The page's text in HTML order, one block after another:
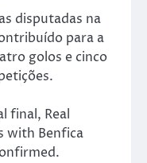
disputadas na
para a
golos e cinco
final, Real
with Benfica